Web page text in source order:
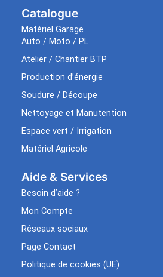
Catalogue
Matériel Garage
Auto / Moto / PL
Atelier / Chantier BTP
Production d’énergie
Soudure / Découpe
Nettoyage et Manutention
Espace vert / Irrigation
Matériel Agricole
Aide & Services​
Besoin d’aide ?
Mon Compte
Réseaux sociaux
Page Contact
Politique de cookies (UE)